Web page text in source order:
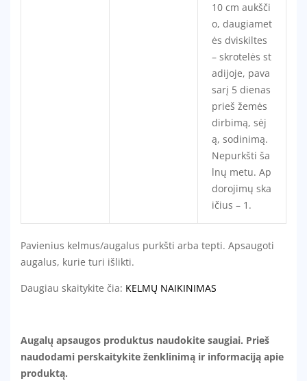
10 cm aukšči
o, daugiamet
ės dviskiltes
– skrotelės st
adijoje, pava
sarį 5 dienas
prieš žemės
dirbimą, sėj
ą, sodinimą.
Nepurkšti ša
lnų metu. Ap
dorojimų ska
ičius – 1.
Pavienius kelmus/augalus purkšti arba tepti. Apsaugoti
augalus, kurie turi išlikti.
Daugiau skaitykite čia: KELMŲ NAIKINIMAS
Augalų apsaugos produktus naudokite saugiai. Prieš
naudodami perskaitykite ženklinimą ir informaciją apie
produktą.